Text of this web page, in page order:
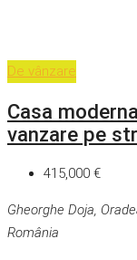
De vânzare
Casa
vanzare pe
415,000 €
Gheorghe Doja,
România